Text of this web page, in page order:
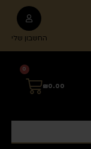
החשבון שלי
₪0.00
0